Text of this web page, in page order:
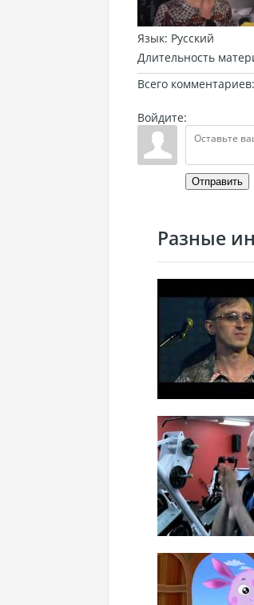
Язык: Русский
Длительность
Всего комментариев:
Войдите:
Отправить
Разные